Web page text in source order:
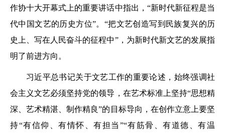
作协十大开幕式上的重要讲话中指出，“新时代新征程是当
代中国文艺的历史方位”。“把文艺创造写到民族复兴的历
史上、写在人民奋斗的征程中”，为新时代新文艺的发展指
明了前进方向。
习近平总书记关于文艺工作的重要论述，始终强调社
会主义文艺必须坚持党的领导，在艺术标准上坚持“思想精
深、艺术精湛、制作精良”的目标导向，在创作立意上要坚
持“有信仰、有情怀、有担当”“有筋骨、有道德、有温